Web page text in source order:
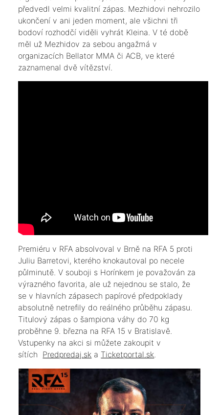
předvedl velmi kvalitní zápas. Mezhidovi nehrozilo
ukončení v ani jeden moment, ale všichni tři
bodoví rozhodčí viděli vyhrát Kleina. V té době
měl už Mezhidov za sebou angažmá v
organizacích Bellator MMA či ACB, ve které
zaznamenal dvě vítězství.
Premiéru v RFA absolvoval v Brně na RFA 5 proti
Juliu Barretovi, kterého knokautoval po necele
půlminutě. V souboji s Horínkem je považován za
výrazného favorita, ale už nejednou se stalo, že
se v hlavních zápasech papírové předpoklady
absolutně netrefily do reálného průběhu zápasu.
Titulový zápas o šampiona váhy do 70 kg
proběhne 9. března na RFA 15 v Bratislavě.
Vstupenky na akci si můžete zakoupit v
sítích Predpredaj.sk a Ticketportal.sk